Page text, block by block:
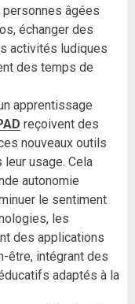
âgées
échanger des
activités ludiques
des temps de
apprentissage
reçoivent des
nouveaux outils
usage. Cela
autonomie
le sentiment
les
des applications
être, intégrant des
adaptés à la